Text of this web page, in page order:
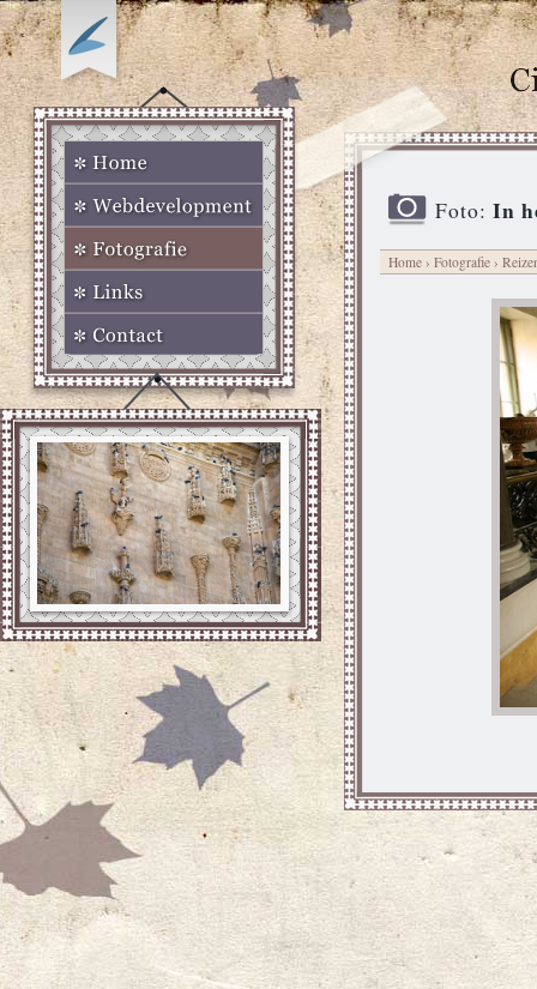
Foto: In
Home › Fotografie ›